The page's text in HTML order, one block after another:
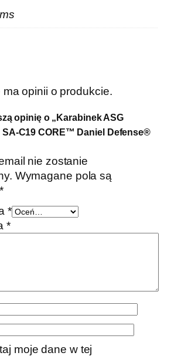
ma opinii o produkcie.
opinię o „Karabinek ASG
C19 CORE™ Daniel Defense®
nie zostanie
Wymagane pola są
*
*
*
moje dane w tej